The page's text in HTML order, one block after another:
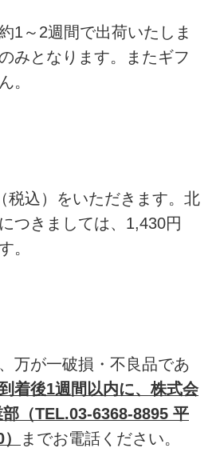
し、みなさまの暮らしがより豊か
に、楽しくなるための新しい出合
いの場となれば幸いです。『天然
生活』編集部
1～2週間で出荷いたしま
みとなります。またギフ
。
税込）をいただきます。北
つきましては、1,430円
。
万が一破損・不良品であ
着後1週間以内に、株式会
（TEL.03-6368-8895 平
までお電話ください。